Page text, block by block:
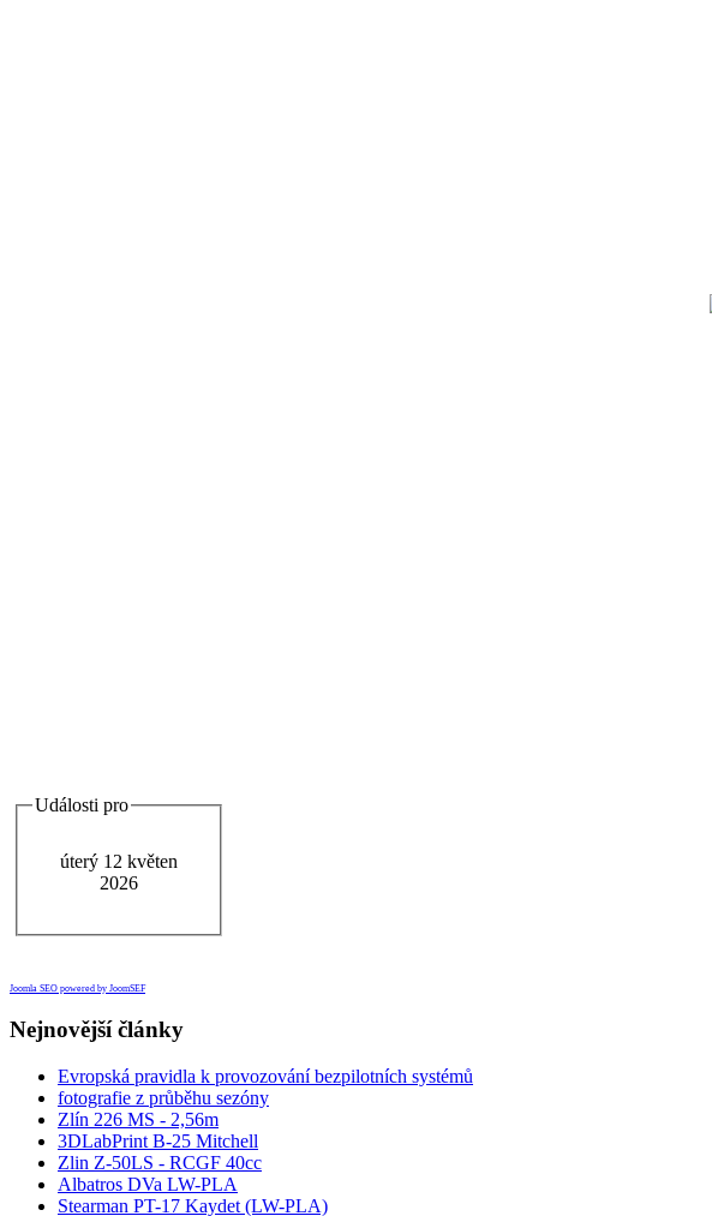
Události pro
úterý 12 květen
2026
Joomla SEO powered by JoomSEF
Nejnovější články
Evropská pravidla k provozování bezpilotních systémů
fotografie z průběhu sezóny
Zlín 226 MS - 2,56m
3DLabPrint B-25 Mitchell
Zlin Z-50LS - RCGF 40cc
Albatros DVa LW-PLA
Stearman PT-17 Kaydet (LW-PLA)